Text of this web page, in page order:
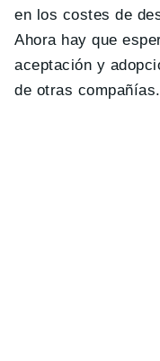
en los costes de
Ahora hay que
aceptación y
de otras compañías.